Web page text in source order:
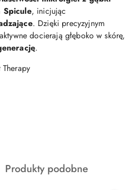
Spicule, inicjując
. Dzięki precyzyjnym
docierają głęboko w skórę,
.
Produkty
Produkty podobne